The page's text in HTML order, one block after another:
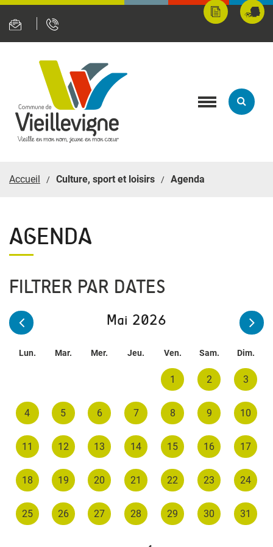
Mes
démarches
Toggle
Accueil Culture, sport et loisirs Agenda
AGENDA
FILTRER PAR DATES
Mai 2026
Lun. Mar. Mer. Jeu. Ven. Sam. Dim.
1 2 3
4 5 6 7 8 9 10
11 12 13 14 15 16 17
18 19 20 21 22 23 24
25 26 27 28 29 30 31
Panneau de gestion des cookies